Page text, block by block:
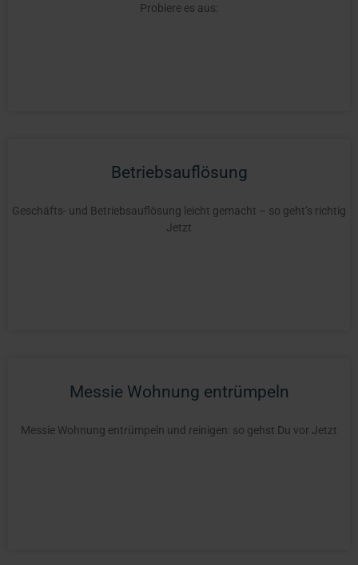
Probiere es aus:
Betriebsauflösung
Geschäfts- und Betriebsauflösung leicht gemacht – so geht’s richtig
Jetzt
Messie Wohnung entrümpeln
Messie Wohnung entrümpeln und reinigen: so gehst Du vor Jetzt